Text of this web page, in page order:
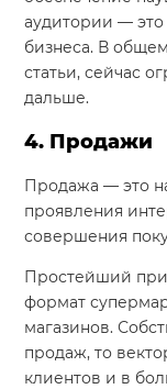
аудитории —
бизнеса. В
статьи, сейчас
дальше.
4. Продажи
Продажа — это
проявления
совершения
Простейший
формат
магазинов.
продаж, то
клиентов и в